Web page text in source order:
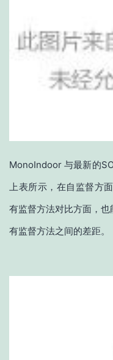
MonoIndoor 与最新的
上表所示，在自监督方
有监督方法对比方面，
有监督方法之间的差距。